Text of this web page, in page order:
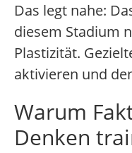
Das legt nahe:
diesem Stadium
Plastizität.
aktivieren und
Warum
Denken